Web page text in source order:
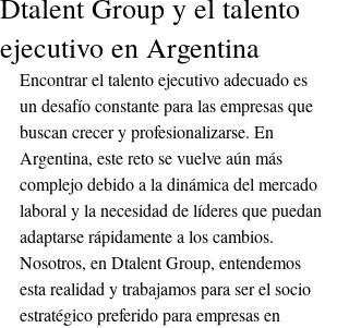
Dtalent Group y el talento
ejecutivo en Argentina
Encontrar el talento ejecutivo adecuado es
un desafío constante para las empresas que
buscan crecer y profesionalizarse. En
Argentina, este reto se vuelve aún más
complejo debido a la dinámica del mercado
laboral y la necesidad de líderes que puedan
adaptarse rápidamente a los cambios.
Nosotros, en Dtalent Group, entendemos
esta realidad y trabajamos para ser el socio
estratégico preferido para empresas en